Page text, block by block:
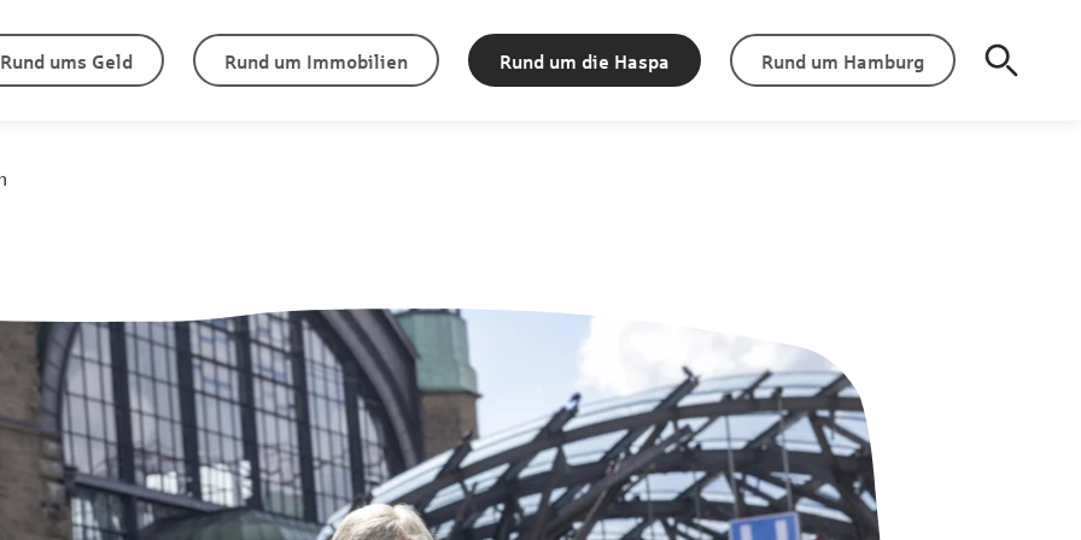
Rund ums Geld Rund um Immobilien Rund um die Haspa Rund um Hamburg